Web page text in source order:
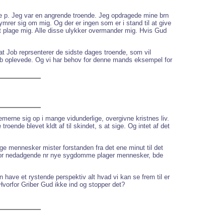
Jeg var en angrende troende. Jeg opdragede mine brn
sig om mig. Og der er ingen som er i stand til at give
mig. Alle disse ulykker overmander mig. Hvis Gud
reprsenterer de sidste dages troende, som vil
Og vi har behov for denne mands eksempel for
sig op i mange vidunderlige, overgivne kristnes liv.
troende blevet kldt af til skindet, s at sige. Og intet af det
mennesker mister forstanden fra det ene minut til det
nr nye sygdomme plager mennesker, bde
have et rystende perspektiv alt hvad vi kan se frem til er
Griber Gud ikke ind og stopper det?